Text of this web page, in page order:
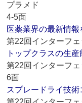
プラメド
4-5面
医薬業界の最新情
第22回インターフ
トップクラスの生
第22回インターフ
6面
スプレードライ技